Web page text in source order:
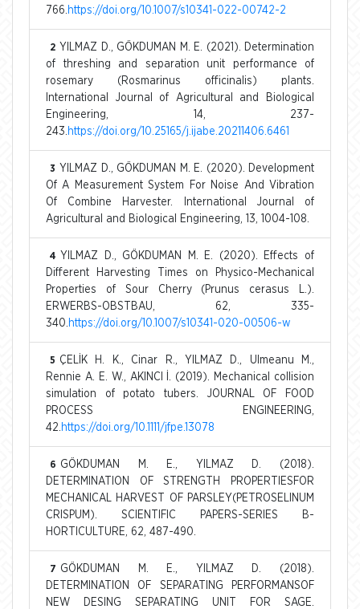
766. https://doi.org/10.1007/s10341-022-00742-2
2 YILMAZ D., GÖKDUMAN M. E. (2021). Determination
of threshing and separation unit performance of
rosemary (Rosmarinus officinalis) plants.
International Journal of Agricultural and Biological
Engineering, 14, 237-
243. https://doi.org/10.25165/j.ijabe.20211406.6461
3 YILMAZ D., GÖKDUMAN M. E. (2020). Development
Of A Measurement System For Noise And Vibration
Of Combine Harvester. International Journal of
Agricultural and Biological Engineering, 13, 1004-108.
4 YILMAZ D., GÖKDUMAN M. E. (2020). Effects of
Different Harvesting Times on Physico-Mechanical
Properties of Sour Cherry (Prunus cerasus L.).
ERWERBS-OBSTBAU, 62, 335-
340. https://doi.org/10.1007/s10341-020-00506-w
5 ÇELİK H. K., Cinar R., YILMAZ D., Ulmeanu M.,
Rennie A. E. W., AKINCI İ. (2019). Mechanical collision
simulation of potato tubers. JOURNAL OF FOOD
PROCESS ENGINEERING,
42. https://doi.org/10.1111/jfpe.13078
6 GÖKDUMAN M. E., YILMAZ D. (2018).
DETERMINATION OF STRENGTH PROPERTIESFOR
MECHANICAL HARVEST OF PARSLEY(PETROSELINUM
CRISPUM). SCIENTIFIC PAPERS-SERIES B-
HORTICULTURE, 62, 487-490.
7 GÖKDUMAN M. E., YILMAZ D. (2018).
DETERMINATION OF SEPARATING PERFORMANSOF
NEW DESING SEPARATING UNIT FOR SAGE.